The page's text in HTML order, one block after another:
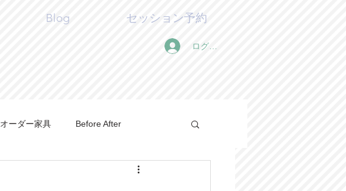
Blog セッション予約
ログイン
オーダー家具 Before After